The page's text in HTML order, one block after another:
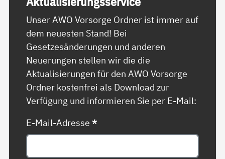
Unser AWO Vorsorge Ordner ist immer auf
dem neuesten Stand! Bei
Gesetzesänderungen und anderen
Neuerungen stellen wir die die
Aktualisierungen für den AWO Vorsorge
Ordner kostenfrei als Download zur
Verfügung und informieren Sie per E-Mail:
E-Mail-Adresse*